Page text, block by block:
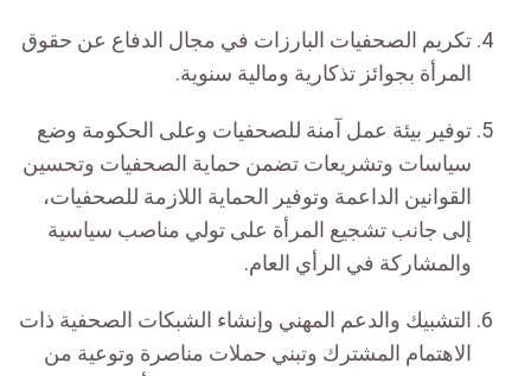
تكريم الصحفيات البارزات في مجال الدفاع عن حقوق
المرأة بجوائز تذكارية ومالية سنوية.
توفير بيئة عمل آمنة للصحفيات وعلى الحكومة وضع
سياسات وتشريعات تضمن حماية الصحفيات وتحسين
القوانين الداعمة وتوفير الحماية اللازمة للصحفيات،
إلى جانب تشجيع المرأة على تولي مناصب سياسية
والمشاركة في الرأي العام.
التشبيك والدعم المهني وإنشاء الشبكات الصحفية ذات
الاهتمام المشترك وتبني حملات مناصرة وتوعية من